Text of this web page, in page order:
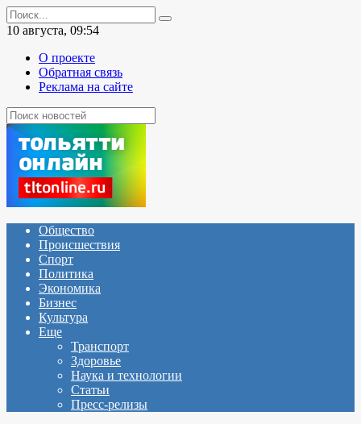
Перейти
к
содержанию
Search
for:
10 августа, 09:54
О проекте
Обратная связь
Реклама на сайте
Общество
Происшествия
Спорт
Политика
Экономика
Бизнес
Культура
Еще
Транспорт
Здоровье
Наука и технологии
Статьи
Пресс-релизы